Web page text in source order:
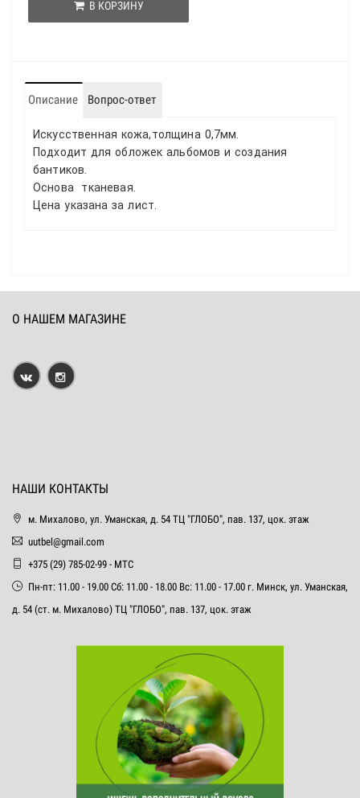
В КОРЗИНУ
Описание Вопрос-ответ
Искусственная кожа,толщина 0,7мм.
Подходит для обложек альбомов и создания
бантиков.
Основа тканевая.
Цена указана за лист.
О НАШЕМ МАГАЗИНЕ
НАШИ КОНТАКТЫ
м. Михалово, ул. Уманская, д. 54 ТЦ "ГЛОБО", пав. 137, цок. этаж
uutbel@gmail.com
+375 (29) 785-02-99 - МТС
Пн-пт: 11.00 - 19.00 Сб: 11.00 - 18.00 Вс: 11.00 - 17.00 г. Минск, ул. Уманская,
д. 54 (ст. м. Михалово) ТЦ "ГЛОБО", пав. 137, цок. этаж